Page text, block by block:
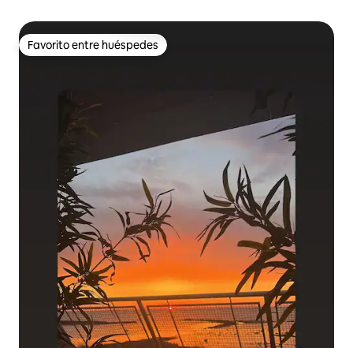
Favorito entre huéspedes
Favorito entre huéspedes